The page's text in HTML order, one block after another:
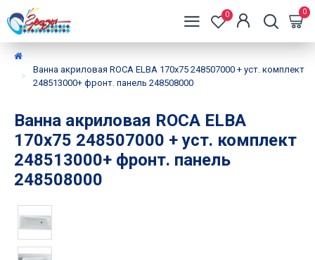
0 0
Ванна акриловая ROCA ELBA 170х75 248507000 + уст. комплект
248513000+ фронт. панель 248508000
Ванна акриловая ROCA ELBA
170х75 248507000 + уст. комплект
248513000+ фронт. панель
248508000